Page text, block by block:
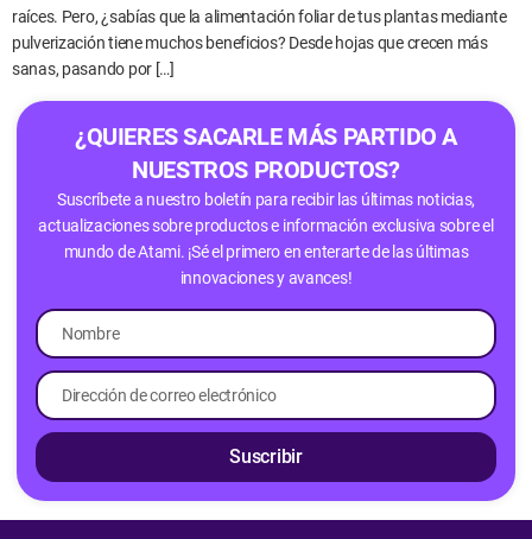
raíces. Pero, ¿sabías que la alimentación foliar de tus plantas mediante
pulverización tiene muchos beneficios? Desde hojas que crecen más
sanas, pasando por […]
¿QUIERES SACARLE MÁS PARTIDO A
NUESTROS PRODUCTOS?
Suscríbete a nuestro boletín para recibir las últimas noticias,
actualizaciones sobre productos e información exclusiva sobre el
mundo de Atami. ¡Sé el primero en enterarte de las últimas
innovaciones y avances!
Suscribir